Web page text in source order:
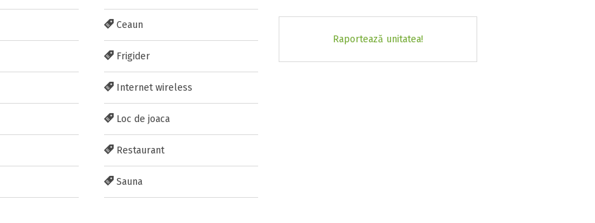
Ceaun
Frigider
Internet wireless
Loc de joaca
Restaurant
Sauna
Raportează unitatea!